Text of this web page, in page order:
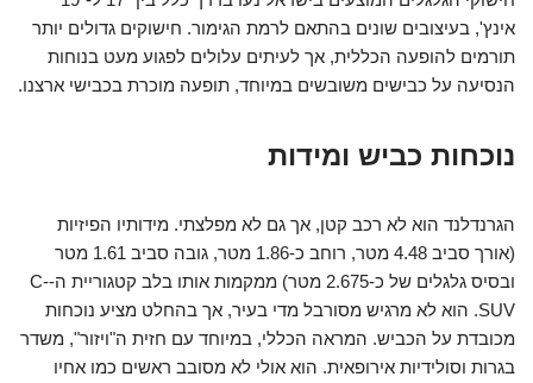
אינץ', בעיצובים שונים בהתאם לרמת הגימור. חישוקים גדולים יותר
תורמים להופעה הכללית, אך לעיתים עלולים לפגוע מעט בנוחות
הנסיעה על כבישים משובשים במיוחד, תופעה מוכרת בכבישי ארצנו.
נוכחות כביש ומידות
הגרנדלנד הוא לא רכב קטן, אך גם לא מפלצתי. מידותיו הפיזיות
(אורך סביב 4.48 מטר, רוחב כ-1.86 מטר, גובה סביב 1.61 מטר
ובסיס גלגלים של כ-2.675 מטר) ממקמות אותו בלב קטגוריית ה-C-
SUV. הוא לא מרגיש מסורבל מדי בעיר, אך בהחלט מציע נוכחות
מכובדת על הכביש. המראה הכללי, במיוחד עם חזית ה"ויזור", משדר
בגרות וסולידיות אירופאית. הוא אולי לא מסובב ראשים כמו אחיו